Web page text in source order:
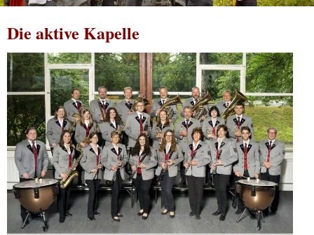
Die aktive Kapelle